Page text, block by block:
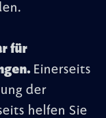
für
Einerseits
der
helfen Sie